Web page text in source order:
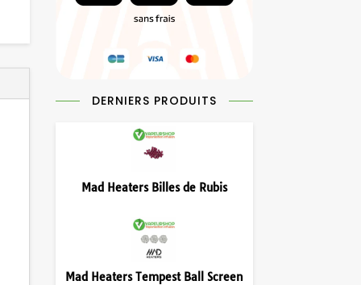
DERNIERS PRODUITS
Mad Heaters Billes de Rubis
Mad Heaters Tempest Ball Screen